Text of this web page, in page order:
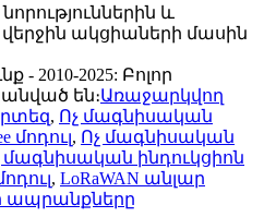
և
ակցիաների մասին
- 2010-2025: Բոլոր
են։Առաջարկվող
, Ոչ մագնիսական
մոդուլ, Ոչ մագնիսական
մագնիսական ինդուկցիոն
, LoRaWAN անլար
ապրանքները